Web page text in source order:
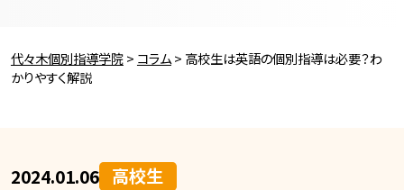
代々木個別指導学院> コラム> 高校生は英語の個別指導は必要？わ
かりやすく解説
2024.01.06 高校生